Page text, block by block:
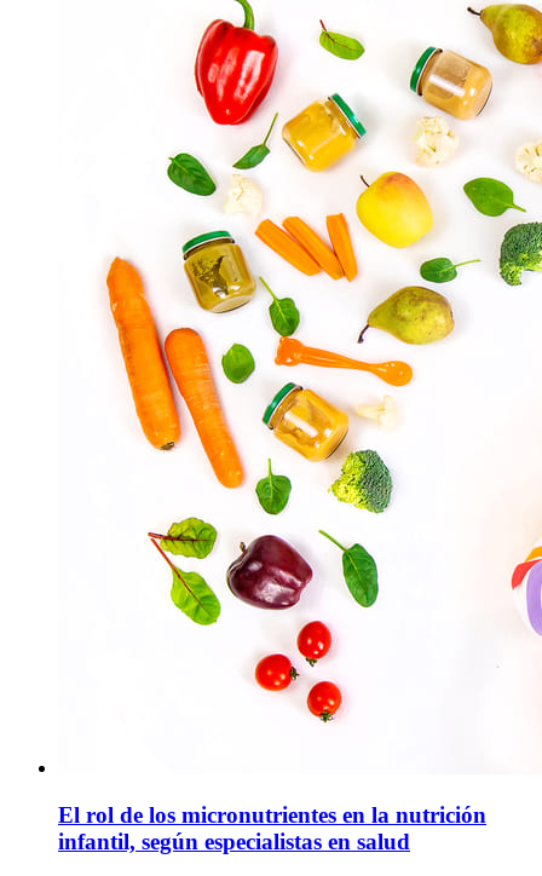
El rol de los micronutrientes en la nutrición
infantil, según especialistas en salud